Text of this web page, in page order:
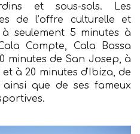
et sous-sols. Les
de l’offre culturelle et
seulement 5 minutes à
Compte, Cala Bassa
minutes de San Josep, à
à 20 minutes d'Ibiza, de
que de ses fameux